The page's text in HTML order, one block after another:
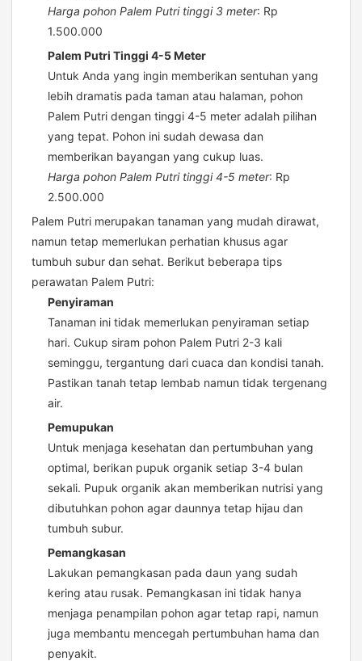
Harga pohon Palem Putri tinggi 3 meter: Rp
1.500.000
Palem Putri Tinggi 4-5 Meter
Untuk Anda yang ingin memberikan sentuhan yang
lebih dramatis pada taman atau halaman, pohon
Palem Putri dengan tinggi 4-5 meter adalah pilihan
yang tepat. Pohon ini sudah dewasa dan
memberikan bayangan yang cukup luas.
Harga pohon Palem Putri tinggi 4-5 meter: Rp
2.500.000
Palem Putri merupakan tanaman yang mudah dirawat,
namun tetap memerlukan perhatian khusus agar
tumbuh subur dan sehat. Berikut beberapa tips
perawatan Palem Putri:
Penyiraman
Tanaman ini tidak memerlukan penyiraman setiap
hari. Cukup siram pohon Palem Putri 2-3 kali
seminggu, tergantung dari cuaca dan kondisi tanah.
Pastikan tanah tetap lembab namun tidak tergenang
air.
Pemupukan
Untuk menjaga kesehatan dan pertumbuhan yang
optimal, berikan pupuk organik setiap 3-4 bulan
sekali. Pupuk organik akan memberikan nutrisi yang
dibutuhkan pohon agar daunnya tetap hijau dan
tumbuh subur.
Pemangkasan
Lakukan pemangkasan pada daun yang sudah
kering atau rusak. Pemangkasan ini tidak hanya
menjaga penampilan pohon agar tetap rapi, namun
juga membantu mencegah pertumbuhan hama dan
penyakit.